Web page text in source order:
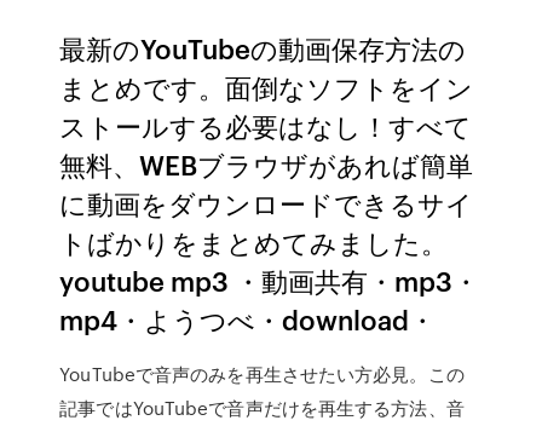
最新のYouTubeの動画保存方法の
まとめです。面倒なソフトをイン
ストールする必要はなし！すべて
無料、WEBブラウザがあれば簡単
に動画をダウンロードできるサイ
トばかりをまとめてみました。
youtube mp3 ・動画共有・mp3・
mp4・ようつべ・download・
YouTubeで音声のみを再生させたい方必見。この
記事ではYouTubeで音声だけを再生する方法、音